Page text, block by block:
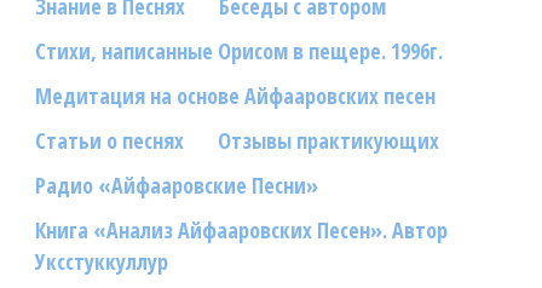
Контакты
Фотогалерея
In English
Видео
Ииссиидиология
Знание в Песнях
Беседы с автором
Стихи, написанные Орисом в пещере. 1996г.
Медитация на основе Айфааровских песен
Статьи о песнях
Отзывы практикующих
Радио «Айфааровские Песни»
Книга «Анализ Айфааровских Песен». Автор
Уксстуккуллур